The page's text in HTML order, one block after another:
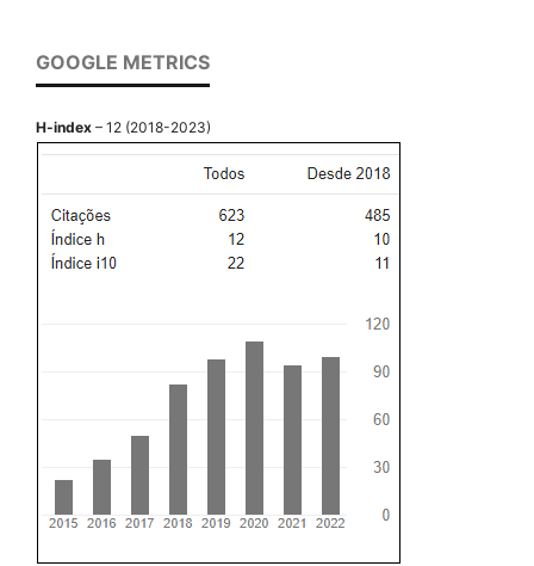
GOOGLE METRICS
H-index – 12 (2018-2023)